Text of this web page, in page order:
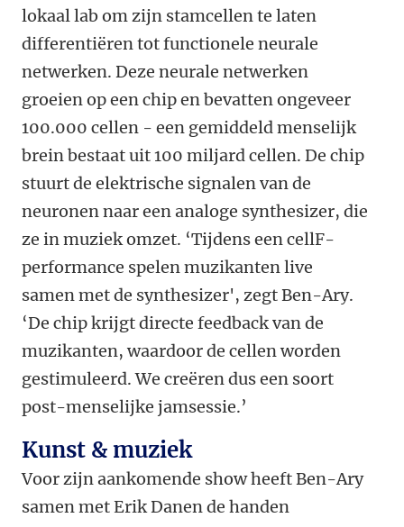
lokaal lab om zijn stamcellen te laten
differentiëren tot functionele neurale
netwerken. Deze neurale netwerken
groeien op een chip en bevatten ongeveer
100.000 cellen - een gemiddeld menselijk
brein bestaat uit 100 miljard cellen. De chip
stuurt de elektrische signalen van de
neuronen naar een analoge synthesizer, die
ze in muziek omzet. ‘Tijdens een cellF-
performance spelen muzikanten live
samen met de synthesizer', zegt Ben-Ary.
‘De chip krijgt directe feedback van de
muzikanten, waardoor de cellen worden
gestimuleerd. We creëren dus een soort
post-menselijke jamsessie.’
Kunst & muziek
Voor zijn aankomende show heeft Ben-Ary
samen met Erik Danen de handen